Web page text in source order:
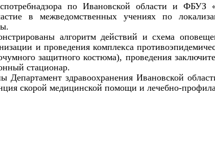
по Ивановской области и
в межведомственных учениях по
алгоритм действий и схема
и проведения комплекса
защитного костюма), проведения
стационар.
Департамент здравоохранения Ивановской
скорой медицинской помощи и лечебно-